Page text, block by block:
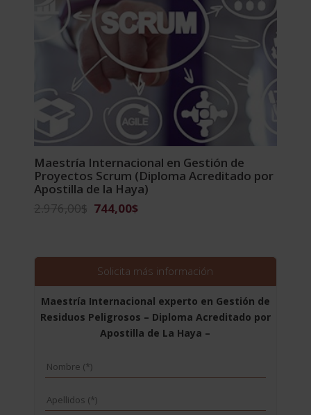
Maestría Internacional en Gestión de
Proyectos Scrum (Diploma Acreditado por
Apostilla de la Haya)
2.976,00$ El
era:
2.976,00$.
744,00$El
es:
744,00$.
Solicita más información
Maestría Internacional experto en Gestión de
Residuos Peligrosos – Diploma Acreditado por
Apostilla de La Haya –